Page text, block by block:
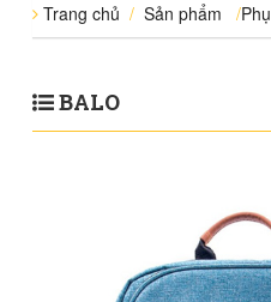
Trang chủ / Sản phẩm /
BALO